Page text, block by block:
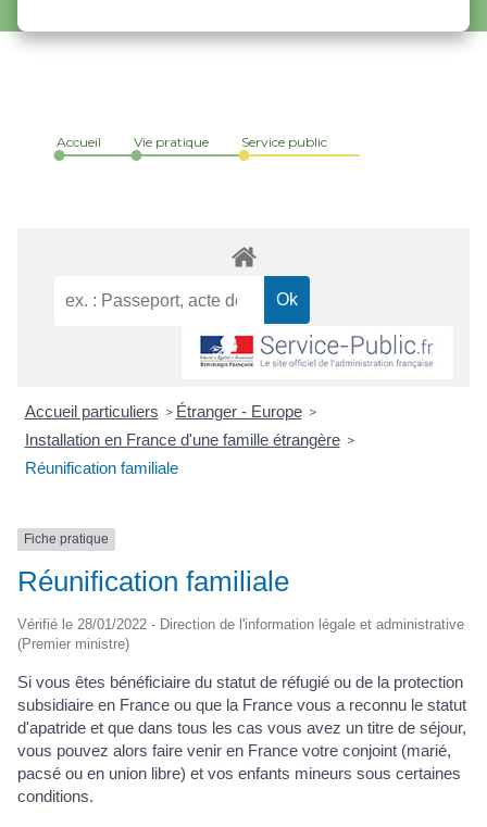
Accueil Vie pratique Service public
Accueil particuliers > Étranger - Europe >
Installation en France d'une famille étrangère >
Réunification familiale
Fiche pratique
Réunification familiale
Vérifié le 28/01/2022 - Direction de l'information légale et administrative
(Premier ministre)
Si vous êtes bénéficiaire du statut de réfugié ou de la protection
subsidiaire en France ou que la France vous a reconnu le statut
d'apatride et que dans tous les cas vous avez un titre de séjour,
vous pouvez alors faire venir en France votre conjoint (marié,
pacsé ou en union libre) et vos enfants mineurs sous certaines
conditions.